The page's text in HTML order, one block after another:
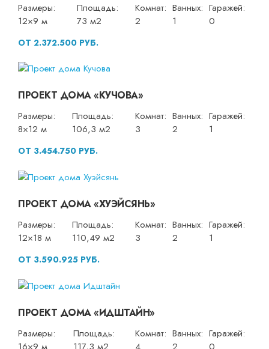
Размеры:
12×9 м
Площадь:
73 м2
Комнат:
2
Ванных:
1
Гаражей:
0
ОТ 2.372.500 РУБ.
ПРОЕКТ ДОМА «КУЧОВА»
Размеры:
8×12 м
Площадь:
106,3 м2
Комнат:
3
Ванных:
2
Гаражей:
1
ОТ 3.454.750 РУБ.
ПРОЕКТ ДОМА «ХУЭЙСЯНЬ»
Размеры:
12×18 м
Площадь:
110,49 м2
Комнат:
3
Ванных:
2
Гаражей:
1
ОТ 3.590.925 РУБ.
ПРОЕКТ ДОМА «ИДШТАЙН»
Размеры:
16×9 м
Площадь:
117,3 м2
Комнат:
4
Ванных:
2
Гаражей:
0